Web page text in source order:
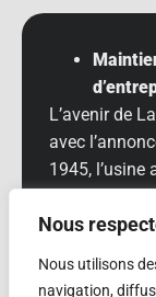
Nous
Nous utilisons
navigation,
L’avenir de
avec
1945,
200 000